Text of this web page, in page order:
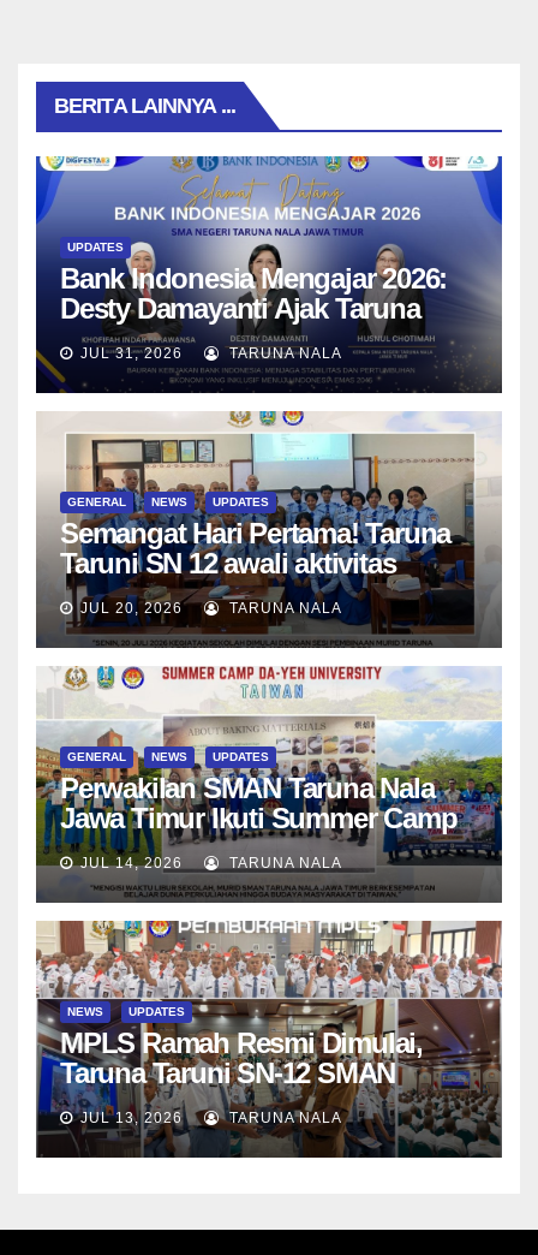
BERITA LAINNYA ...
UPDATES
Bank Indonesia Mengajar 2026:
Desty Damayanti Ajak Taruna
SMAN Taruna Nala Jawa Timur
Menjadi Generasi Pemimpin
Berwawasan Global
JUL 31, 2026 TARUNA NALA
GENERAL NEWS UPDATES
Semangat Hari Pertama! Taruna
Taruni SN 12 awali aktivitas
bersama Wali Kelas dan Tes
Asesmen Diagnostik
JUL 20, 2026 TARUNA NALA
GENERAL NEWS UPDATES
Perwakilan SMAN Taruna Nala
Jawa Timur Ikuti Summer Camp
di Da-Yeh University, Taiwan
JUL 14, 2026 TARUNA NALA
NEWS UPDATES
MPLS Ramah Resmi Dimulai,
Taruna Taruni SN-12 SMAN
Taruna Nala Jawa Timur Siap
Menjalani Tahun Ajaran Baru
JUL 13, 2026 TARUNA NALA